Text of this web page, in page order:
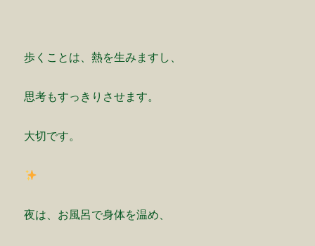
歩くことは、熱を生みますし、
思考もすっきりさせます。
大切です。
夜は、お風呂で身体を温め、